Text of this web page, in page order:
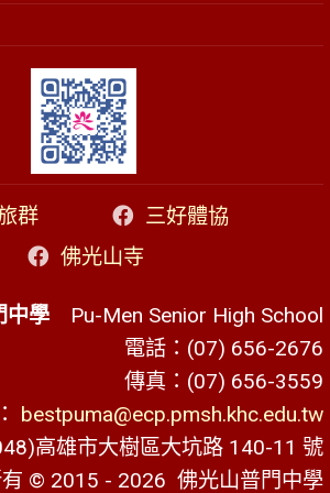
群
三好體協
佛光山寺
中學 Pu-Men Senior High School
電話：(07) 656-2676
傳真：(07) 656-3559
bestpuma@ecp.pmsh.khc.edu.tw
高雄市大樹區大坑路 140-11 號
© 2015 - 2026 佛光山普門中學